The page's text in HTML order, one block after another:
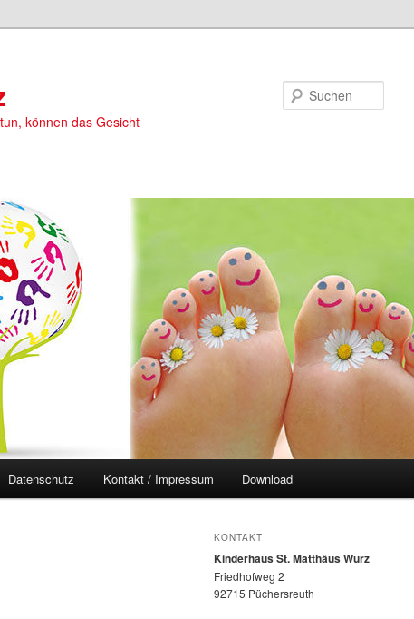
können das Gesicht
Datenschutz Kontakt / Impressum Download
KONTAKT
Kinderhaus St. Matthäus Wurz
Friedhofweg 2
92715 Püchersreuth